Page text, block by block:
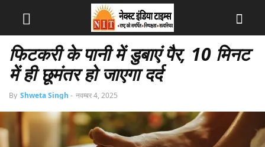
फिटकरी के पानी में डुबाएं पैर, 10 मिनट
में ही छूमंतर हो जाएगा दर्द
By Shweta Singh - नवम्बर 4, 2025